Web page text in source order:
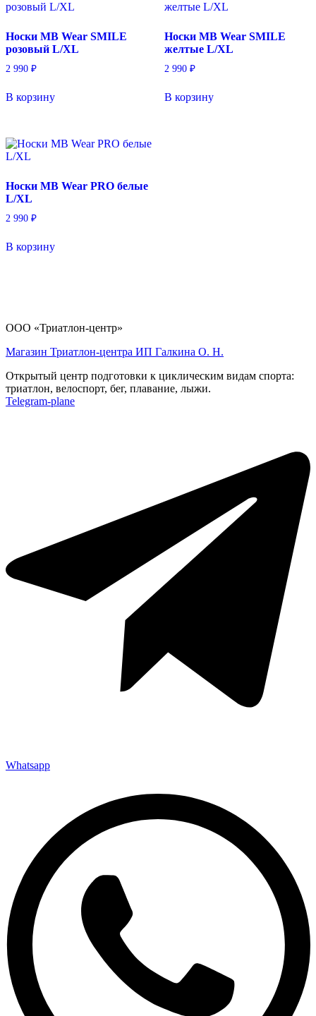
Носки MB Wear SMILE
розовый L/XL
2 990 ₽
В корзину
Носки MB Wear SMILE
желтые L/XL
2 990 ₽
В корзину
Носки MB Wear PRO белые
L/XL
2 990 ₽
В корзину
ООО «Триатлон-центр»
Магазин Триатлон-центра ИП Галкина О. Н.
Открытый центр подготовки к циклическим видам спорта:
триатлон, велоспорт, бег, плавание, лыжи.
Telegram-plane
Whatsapp